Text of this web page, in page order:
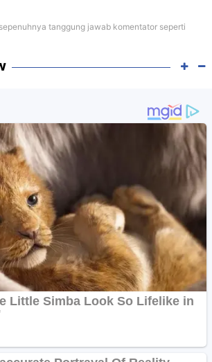
tanggung jawab komentator seperti